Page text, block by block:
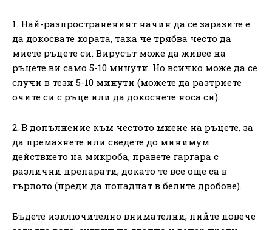
1. Най-разпространеният начин да се заразите е
да докосвате хората, така че трябва често да
миете ръцете си. Вирусът може да живее на
ръцете ви само 5-10 минути. Но всичко може да се
случи в тези 5-10 минути (можете да разтриете
очите си с ръце или да докоснете носа си).
2. В допълнение към честото миене на ръцете, за
да премахнете или сведете до минимум
действието на микроба, правете гаргара с
различни препарати, докато те все още са в
гърлото (преди да попаднат в белите дробове).
Бъдете изключително внимателни, пийте повече